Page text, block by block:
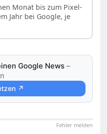
Monat bis zum Pixel-
Jahr bei Google, je
Google News –
↗
Fehler melden